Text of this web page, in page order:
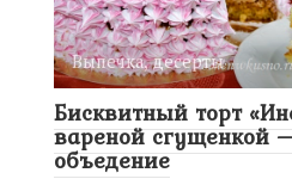
Выпечка, десерты
Бисквитный торт
вареной сгущенкой
объедение